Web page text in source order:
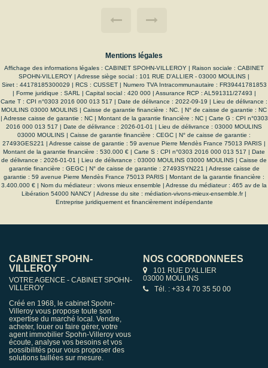
Mentions légales
Affichage des informations légales : CABINET SPOHN-VILLEROY | Raison sociale : CABINET
SPOHN-VILLEROY | Adresse siège social : 101 RUE D'ALLIER - 03000 MOULINS |
Siret : 44178185300029 | RCS : CUSSET | Numero TVA Intracommunautaire : FR39441781853
| Forme juridique : SARL | Capital social : 420 000 | Assurance RCP : AL591311/27493 |
Carte T : CPI n°0303 2016 000 013 517 | Date de délivrance : 2022-09-19 | Lieu de délivrance :
MOULINS 03000 MOULINS | Caisse de garantie financière : NC. | N° de caisse de garantie : NC
| Adresse caisse de garantie : NC | Montant de la garantie financière : NC | Carte G : CPI n°0303
2016 000 013 517 | Date de délivrance : 2026-01-01 | Lieu de délivrance : 03000 MOULINS
03000 MOULINS | Caisse de garantie financière : CEGC | N° de caisse de garantie :
27493GES221 | Adresse caisse de garantie : 59 avenue Pierre Mendès France 75013 PARIS |
Montant de la garantie financière : 530.000 € | Carte S : CPI n°0303 2016 000 013 517 | Date
de délivrance : 2026-01-01 | Lieu de délivrance : 03000 MOULINS 03000 MOULINS | Caisse de
garantie financière : GEGC | N° de caisse de garantie : 27493SYN221 | Adresse caisse de
garantie : 59 avenue Pierre Mendès France 75013 PARIS | Montant de la garantie financière :
3.400.000 € | Nom du médiateur : vivons mieux ensemble | Adresse du médiateur : 465 av de la
Libération 54000 NANCY | Adresse du site : médiation-vivons-mieux-ensemble.fr|
Entreprise juridiquement et financièrement indépendante
CABINET SPOHN-
VILLEROY
VOTRE AGENCE - CABINET SPOHN-
VILLEROY
Créé en 1968, le cabinet Spohn-
Villeroy vous propose toute son
expertise du marché local. Vendre,
acheter, louer ou faire gérer, votre
agent immobilier Spohn-Villeroy vous
écoute, analyse vos besoins et vos
possibilités pour vous proposer des
solutions taillées sur mesure.
NOS COORDONNÉES
101 RUE D'ALLIER
03000 MOULINS
Tél. : +33 4 70 35 50 00